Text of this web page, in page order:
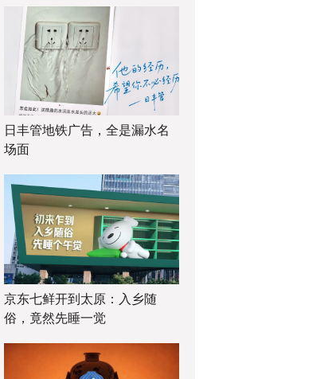
日丰管地铁广告，全是漏水名
场面
京东七鲜开到太原：入乡随
俗，竟然先睡一觉